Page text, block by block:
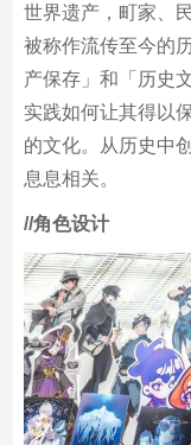
历史遗产是从生活
世界遗产，町家、
被称作流传至今的
产保存」和「历史
实践如何让其得以
息息相关。
//角色设计